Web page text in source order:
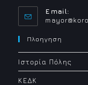
Email:
Πλοηγηση
Ιστορία Πόλης
ΚΕΔΚ